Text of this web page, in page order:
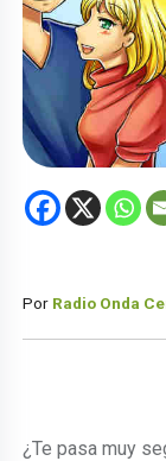
Por Radio Onda
¿Te pasa muy